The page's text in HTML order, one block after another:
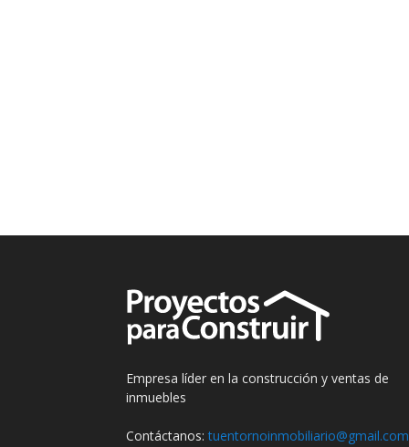
Empresa líder en la construcción y ventas de
inmuebles
Contáctanos:tuentornoinmobiliario@gmail.com